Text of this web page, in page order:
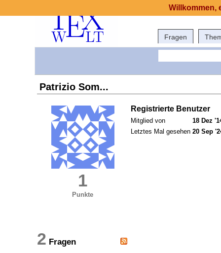
Fragen
Patrizio Som...
1
Punkte
Registrierte Benutzer
Mitglied von
18 Dez
Letztes Mal gesehen 20 Sep
2 Fragen
Willkommen,